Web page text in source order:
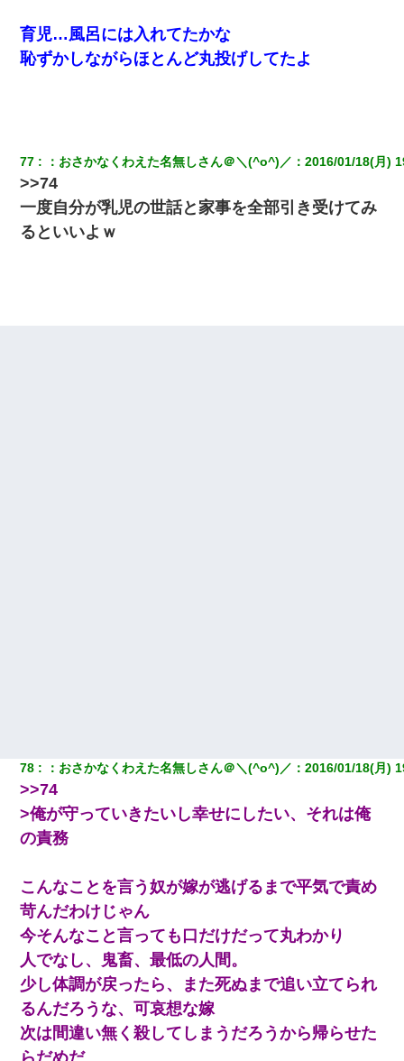
育児…風呂には入れてたかな
恥ずかしながらほとんど丸投げしてたよ
77 ： おさかなくわえた名無しさん＠＼(^o^)／ ：2016/01/18(月)
>>74
一度自分が乳児の世話と家事を全部引き受けてみ
るといいよｗ
78 ： おさかなくわえた名無しさん＠＼(^o^)／ ：2016/01/18(月)
>>74
>俺が守っていきたいし幸せにしたい、それは俺
の責務
こんなことを言う奴が嫁が逃げるまで平気で責め
苛んだわけじゃん
今そんなこと言っても口だけだって丸わかり
人でなし、鬼畜、最低の人間。
少し体調が戻ったら、また死ぬまで追い立てられ
るんだろうな、可哀想な嫁
次は間違い無く殺してしまうだろうから帰らせた
らだめだ